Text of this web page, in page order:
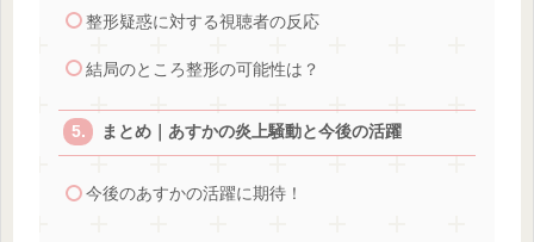
整形疑惑に対する視聴者の反応
結局のところ整形の可能性は？
まとめ｜あすかの炎上騒動と今後の活躍
今後のあすかの活躍に期待！